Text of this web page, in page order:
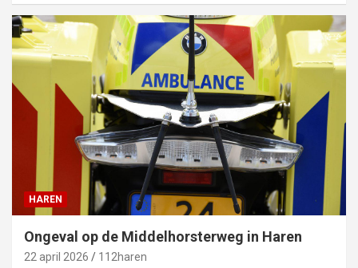
HAREN
Ongeval op de Middelhorsterweg in Haren
22 april 2026 112haren